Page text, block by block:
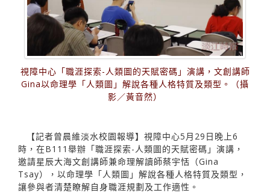
視障中心「職涯探索-人類圖的天賦密碼」演講，文創講師
Gina以命理學「人類圖」解說各種人格特質及類型。（攝
影／黃音然）
【記者曾晨維淡水校園報導】視障中心5月29日晚上6
時，在B111舉辦「職涯探索-人類圖的天賦密碼」演講，
邀請星辰大海文創講師兼命理解讀師蔡宇恬（Gina
Tsay），以命理學「人類圖」解說各種人格特質及類型，
讓參與者清楚瞭解自身職涯規劃及工作適性。